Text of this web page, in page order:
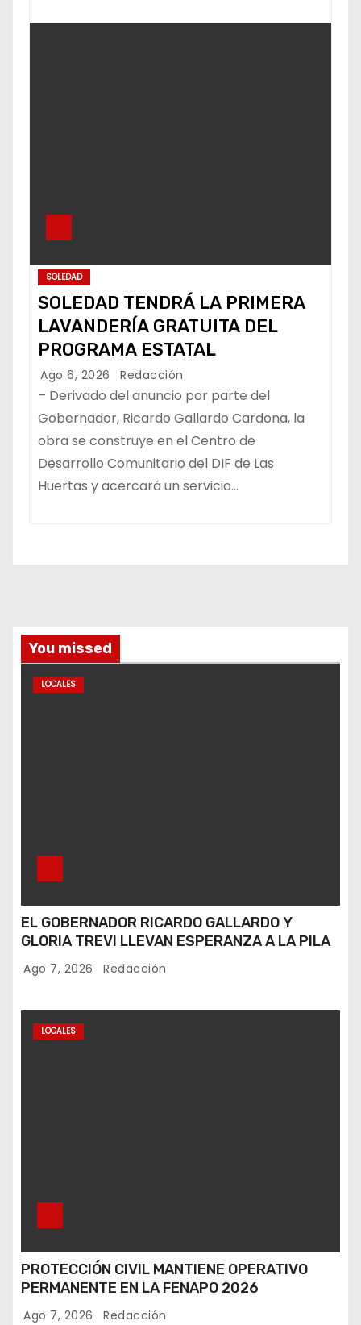
SOLEDAD
SOLEDAD TENDRÁ LA PRIMERA
LAVANDERÍA GRATUITA DEL
PROGRAMA ESTATAL
Ago 6, 2026 Redacción
– Derivado del anuncio por parte del
Gobernador, Ricardo Gallardo Cardona, la
obra se construye en el Centro de
Desarrollo Comunitario del DIF de Las
Huertas y acercará un servicio…
You missed
LOCALES
EL GOBERNADOR RICARDO GALLARDO Y
GLORIA TREVI LLEVAN ESPERANZA A LA PILA
Ago 7, 2026 Redacción
LOCALES
PROTECCIÓN CIVIL MANTIENE OPERATIVO
PERMANENTE EN LA FENAPO 2026
Ago 7, 2026 Redacción